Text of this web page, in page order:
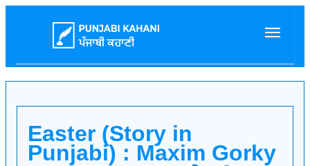
Easter (Story in
Punjabi) : Maxim Gorky